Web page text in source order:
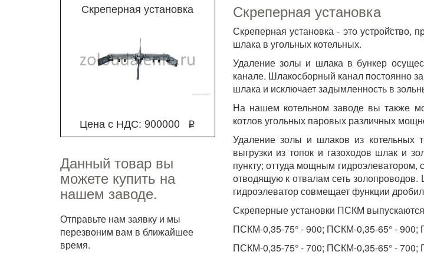
Скреперная установка
Цена с НДС: 900000 q
Данный товар вы
можете купить на
нашем заводе.
Отправьте нам заявку и мы
перезвоним вам в ближайшее
время.
Скреперная установка
Скреперная установка - это устрой̆ство,
шлака в угольных котельных.
Удаление золы и шлака в бункер
канале. Шлакосборный канал постоянно
шлака и исключает задымленность в
На нашем котельном заводе вы также
котлов угольных паровых различных
Удаление золы и шлаков из котельных
выгрузки из топок и газоходов шлак и
пункту; оттуда мощным гидроэлеватором,
отводящую к отвалам сеть золопроводов.
гидроэлеватор совмещает функции
Скреперные установки ПСКМ
ПСКМ-0,35-75° - 900; ПСКМ-0,35-65° -
ПСКМ-0,35-75° - 700; ПСКМ-0,35-65° -